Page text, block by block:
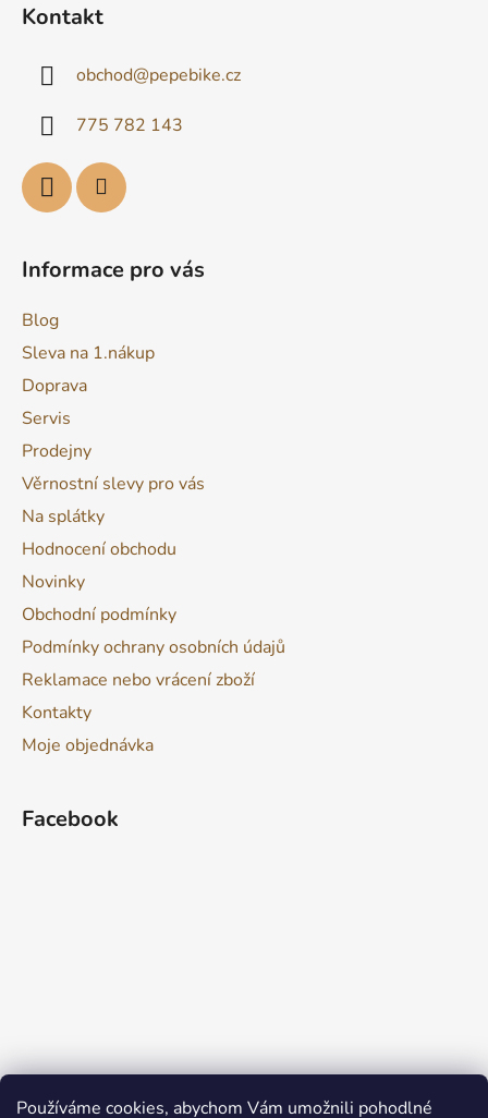
Používáme cookies, abychom Vám umožnili pohodlné
Kontakt
obchod@pepebike.cz
775 782 143
Informace pro vás
Blog
Sleva na 1.nákup
Doprava
Servis
Prodejny
Věrnostní slevy pro vás
Na splátky
Hodnocení obchodu
Novinky
Obchodní podmínky
Podmínky ochrany osobních údajů
Reklamace nebo vrácení zboží
Kontakty
Moje objednávka
Facebook